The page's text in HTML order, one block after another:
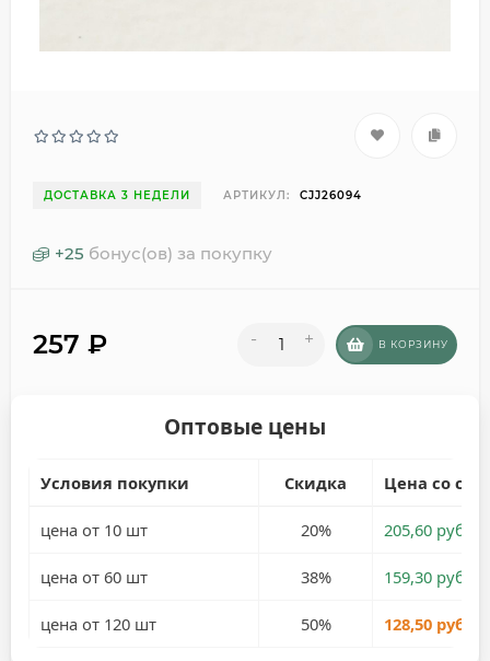
ДОСТАВКА 3 НЕДЕЛИ АРТИКУЛ: CJJ26094
+25 бонус(ов) за покупку
257 ₽ - + В КОРЗИНУ
Оптовые цены
Условия покупки Скидка Цена со
цена от 10 шт 20% 205,60 руб.
цена от 60 шт 38% 159,30 руб.
цена от 120 шт 50% 128,50 руб.